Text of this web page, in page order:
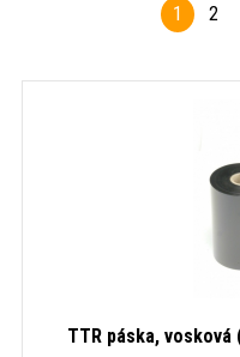
1 2
TTR páska, vosková